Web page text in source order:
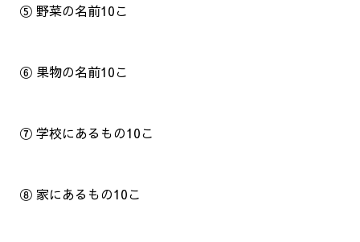
⑤ 野菜の名前10こ
⑥ 果物の名前10こ
⑦ 学校にあるもの10こ
⑧ 家にあるもの10こ